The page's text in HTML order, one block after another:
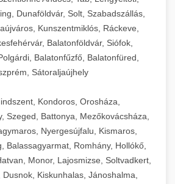
Dunaföldvár, Solt, Szabadszállás,
Kunszentmiklós, Ráckeve,
Balatonföldvár, Siófok,
Balatonfűzfő, Balatonfüred,
Sátoraljaújhely
Kondoros, Orosháza,
Szeged, Battonya, Mezőkovácsháza,
Nyergesújfalu, Kismaros,
Balassagyarmat, Romhány, Hollókő,
Monor, Lajosmizse, Soltvadkert,
Kiskunhalas, Jánoshalma,